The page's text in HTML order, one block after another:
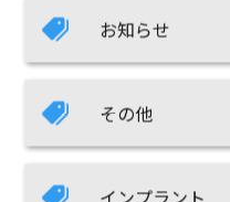
お知らせ
その他
インプラント